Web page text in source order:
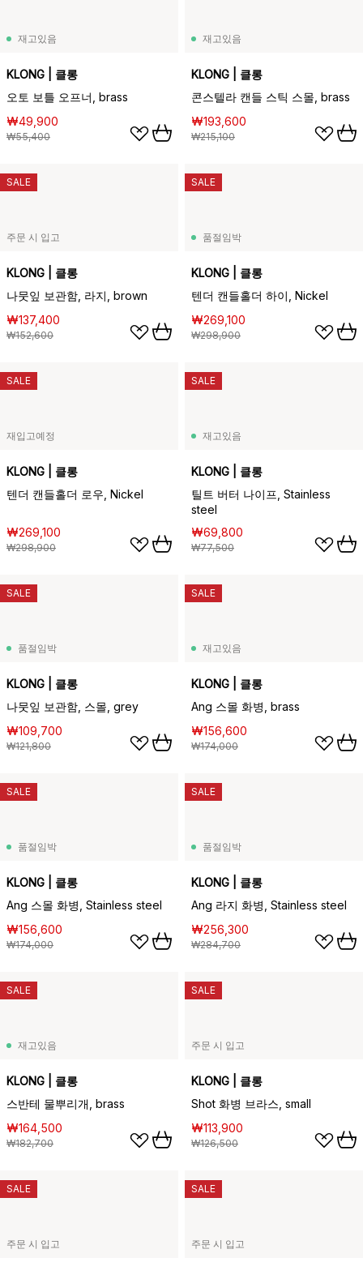
재고있음
KLONG | 클롱
오토 보틀 오프너, brass
₩49,900
₩55,400
재고있음
KLONG | 클롱
콘스텔라 캔들 스틱 스몰, brass
₩193,600
₩215,100
주문 시 입고
KLONG | 클롱
나뭇잎 보관함, 라지, brown
₩137,400
₩152,600
SALE
품절임박
KLONG | 클롱
텐더 캔들홀더 하이, Nickel
₩269,100
₩298,900
SALE
재입고예정
KLONG | 클롱
텐더 캔들홀더 로우, Nickel
₩269,100
₩298,900
SALE
재고있음
KLONG | 클롱
틸트 버터 나이프, Stainless
steel
₩69,800
₩77,500
SALE
품절임박
KLONG | 클롱
나뭇잎 보관함, 스몰, grey
₩109,700
₩121,800
SALE
재고있음
KLONG | 클롱
Ang 스몰 화병, brass
₩156,600
₩174,000
SALE
품절임박
KLONG | 클롱
Ang 스몰 화병, Stainless steel
₩156,600
₩174,000
SALE
품절임박
KLONG | 클롱
Ang 라지 화병, Stainless steel
₩256,300
₩284,700
SALE
재고있음
KLONG | 클롱
스반테 물뿌리개, brass
₩164,500
₩182,700
SALE
주문 시 입고
KLONG | 클롱
Shot 화병 브라스, small
₩113,900
₩126,500
SALE
주문 시 입고
SALE
주문 시 입고
SALE